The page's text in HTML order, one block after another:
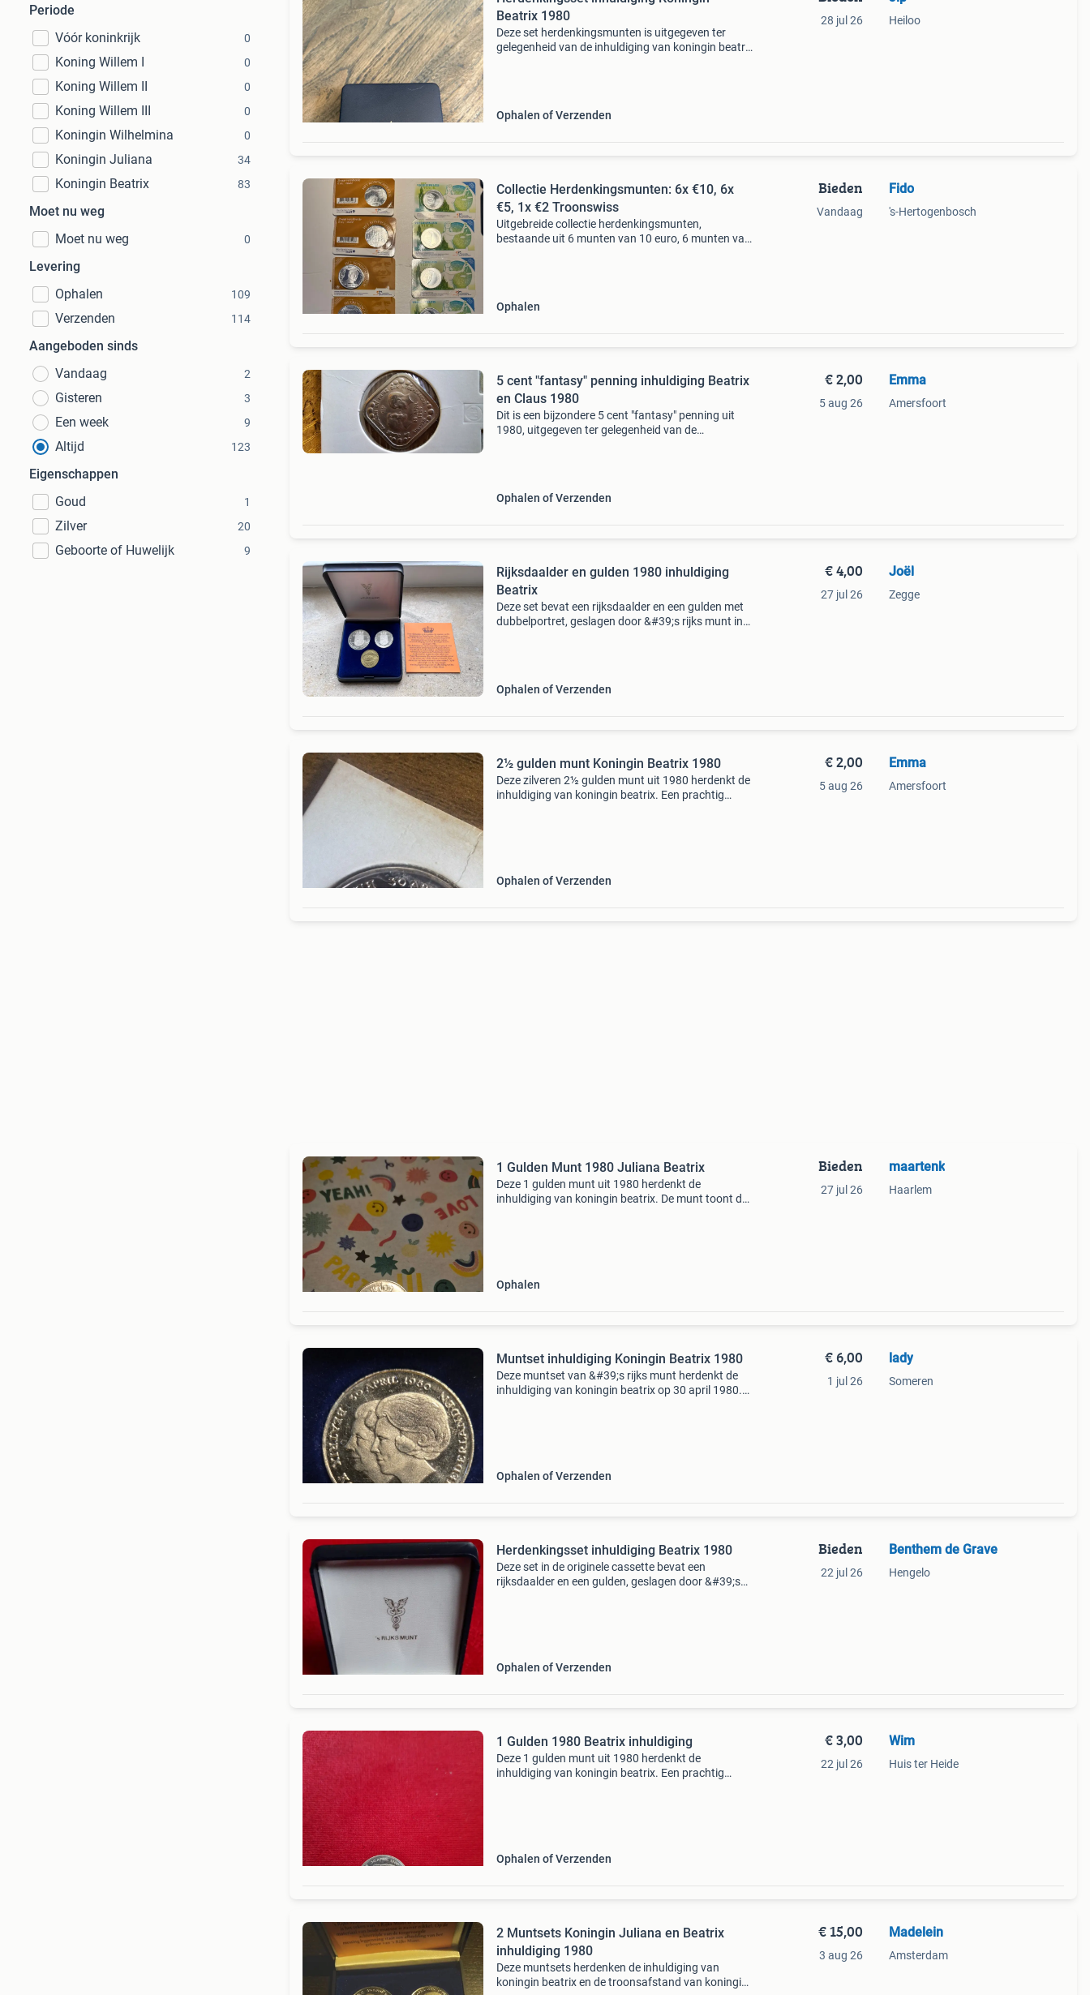
Periode
Vóór koninkrijk
0
Koning Willem I 0
Koning Willem II 0
Koning Willem III 0
Koningin Wilhelmina 0
Koningin Juliana 34
Koningin Beatrix 83
Moet nu weg
Moet nu weg
0
Levering
Ophalen
109
Verzenden 114
Aangeboden sinds
Vandaag
2
Gisteren 3
Een week 9
Altijd 123
Eigenschappen
Goud
1
Zilver 20
Geboorte of Huwelijk 9
Beatrix 1980
Deze set herdenkingsmunten is uitgegeven ter
gelegenheid van de inhuldiging van koningin beatrix
Ophalen of Verzenden
28 jul 26 Heiloo
Collectie Herdenkingsmunten: 6x €10, 6x
€5, 1x €2 Troonswiss
Uitgebreide collectie herdenkingsmunten,
bestaande uit 6 munten van 10 euro, 6 munten van
Ophalen
Bieden
Vandaag
Fido
's-Hertogenbosch
5 cent "fantasy" penning inhuldiging Beatrix
en Claus 1980
Dit is een bijzondere 5 cent "fantasy" penning uit
1980, uitgegeven ter gelegenheid van de
Ophalen of Verzenden
€ 2,00
5 aug 26
Emma
Amersfoort
Rijksdaalder en gulden 1980 inhuldiging
Beatrix
Deze set bevat een rijksdaalder en een gulden met
dubbelportret, geslagen door &#39;s rijks munt in
Ophalen of Verzenden
€ 4,00
27 jul 26
Joël
Zegge
2½ gulden munt Koningin Beatrix 1980
Deze zilveren 2½ gulden munt uit 1980 herdenkt de
inhuldiging van koningin beatrix. Een prachtig
Ophalen of Verzenden
€ 2,00
5 aug 26
Emma
Amersfoort
1 Gulden Munt 1980 Juliana Beatrix
Deze 1 gulden munt uit 1980 herdenkt de
inhuldiging van koningin beatrix. De munt toont de
Ophalen
Bieden
27 jul 26
maartenk
Haarlem
Muntset inhuldiging Koningin Beatrix 1980
Deze muntset van &#39;s rijks munt herdenkt de
inhuldiging van koningin beatrix op 30 april 1980.
Ophalen of Verzenden
€ 6,00
1 jul 26
lady
Someren
Herdenkingsset inhuldiging Beatrix 1980
Deze set in de originele cassette bevat een
rijksdaalder en een gulden, geslagen door &#39;s
Ophalen of Verzenden
Bieden
22 jul 26
Benthem de Grave
Hengelo
1 Gulden 1980 Beatrix inhuldiging
Deze 1 gulden munt uit 1980 herdenkt de
inhuldiging van koningin beatrix. Een prachtig
Ophalen of Verzenden
€ 3,00
22 jul 26
Wim
Huis ter Heide
2 Muntsets Koningin Juliana en Beatrix
inhuldiging 1980
Deze muntsets herdenken de inhuldiging van
koningin beatrix en de troonsafstand van koningin
€ 15,00
3 aug 26
Madelein
Amsterdam